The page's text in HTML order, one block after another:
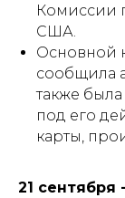
Комиссии
США.
Основной
сообщила
также
под его
карты,
21